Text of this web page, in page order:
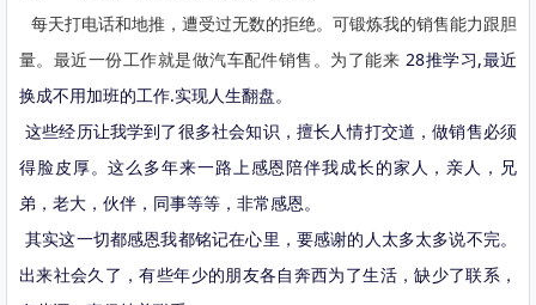
每天打电话和地推，遭受过无数的拒绝。可锻炼我的销售能力跟胆
量。最近一份工作就是做汽车配件销售。为了能来 28推学习,最近
换成不用加班的工作.实现人生翻盘。
这些经历让我学到了很多社会知识，擅长人情打交道，做销售必须
得脸皮厚。这么多年来一路上感恩陪伴我成长的家人，亲人，兄
弟，老大，伙伴，同事等等，非常感恩。
其实这一切都感恩我都铭记在心里，要感谢的人太多太多说不完。
出来社会久了，有些年少的朋友各自奔西为了生活，缺少了联系，